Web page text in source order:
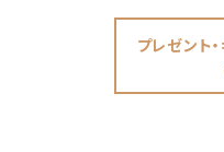
プレゼント